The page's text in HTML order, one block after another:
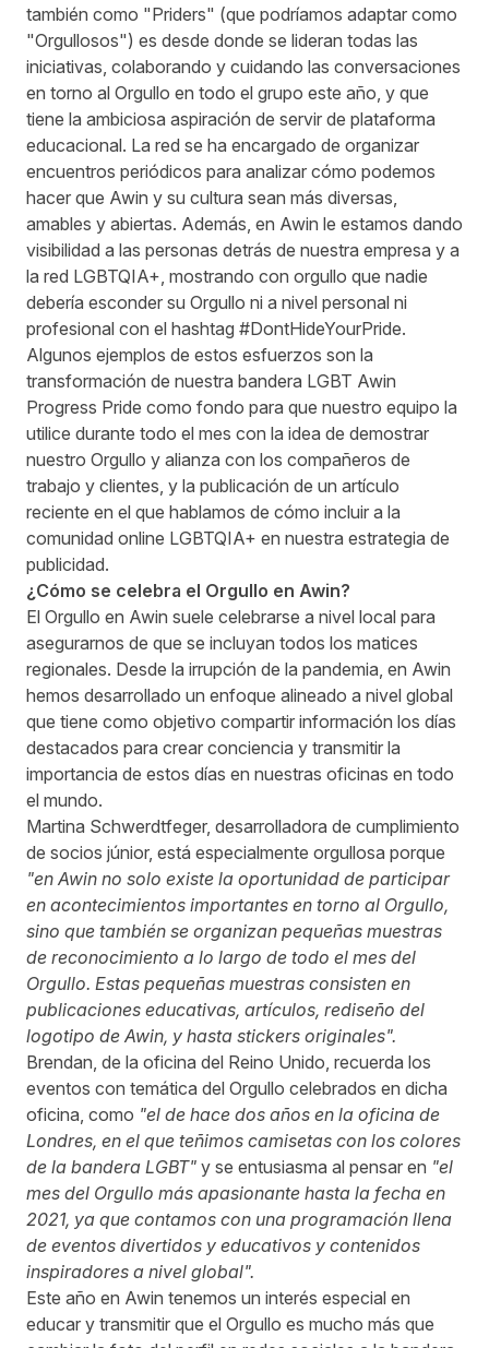
también como "Priders" (que podríamos adaptar como
"Orgullosos") es desde donde se lideran todas las
iniciativas, colaborando y cuidando las conversaciones
en torno al Orgullo en todo el grupo este año, y que
tiene la ambiciosa aspiración de servir de plataforma
educacional. La red se ha encargado de organizar
encuentros periódicos para analizar cómo podemos
hacer que Awin y su cultura sean más diversas,
amables y abiertas. Además, en Awin le estamos dando
visibilidad a las personas detrás de nuestra empresa y a
la red LGBTQIA+, mostrando con orgullo que nadie
debería esconder su Orgullo ni a nivel personal ni
profesional con el hashtag #DontHideYourPride.
Algunos ejemplos de estos esfuerzos son la
transformación de nuestra bandera LGBT Awin
Progress Pride como fondo para que nuestro equipo la
utilice durante todo el mes con la idea de demostrar
nuestro Orgullo y alianza con los compañeros de
trabajo y clientes, y la publicación de un artículo
reciente en el que hablamos de cómo incluir a la
comunidad online LGBTQIA+ en nuestra estrategia de
publicidad.
¿Cómo se celebra el Orgullo en Awin?
El Orgullo en Awin suele celebrarse a nivel local para
asegurarnos de que se incluyan todos los matices
regionales. Desde la irrupción de la pandemia, en Awin
hemos desarrollado un enfoque alineado a nivel global
que tiene como objetivo compartir información los días
destacados para crear conciencia y transmitir la
importancia de estos días en nuestras oficinas en todo
el mundo.
Martina Schwerdtfeger, desarrolladora de cumplimiento
de socios júnior, está especialmente orgullosa porque
"en Awin no solo existe la oportunidad de participar
en acontecimientos importantes en torno al Orgullo,
sino que también se organizan pequeñas muestras
de reconocimiento a lo largo de todo el mes del
Orgullo. Estas pequeñas muestras consisten en
publicaciones educativas, artículos, rediseño del
logotipo de Awin, y hasta stickers originales".
Brendan, de la oficina del Reino Unido, recuerda los
eventos con temática del Orgullo celebrados en dicha
oficina, como "el de hace dos años en la oficina de
Londres, en el que teñimos camisetas con los colores
de la bandera LGBT" y se entusiasma al pensar en "el
mes del Orgullo más apasionante hasta la fecha en
2021, ya que contamos con una programación llena
de eventos divertidos y educativos y contenidos
inspiradores a nivel global".
Este año en Awin tenemos un interés especial en
educar y transmitir que el Orgullo es mucho más que